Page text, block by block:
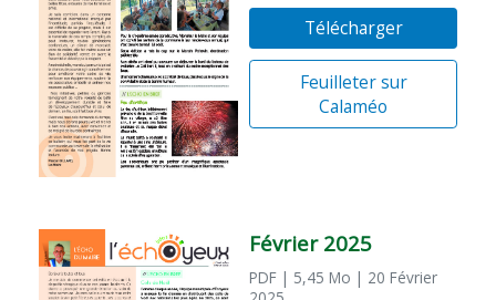
Télécharger
Feuilleter sur
Calaméo
Février 2025
PDF | 5,45 Mo | 20 Février